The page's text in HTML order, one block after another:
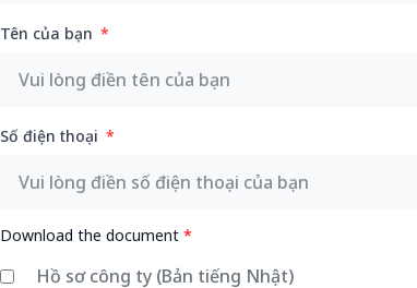
Tên của bạn
Số điện thoại
Download the document *
Hồ sơ công ty (Bản tiếng Nhật)